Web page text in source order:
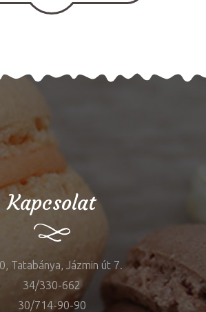
Kapcsolat
Tatabánya, Jázmin út 7.
34/330-662
30/714-90-90